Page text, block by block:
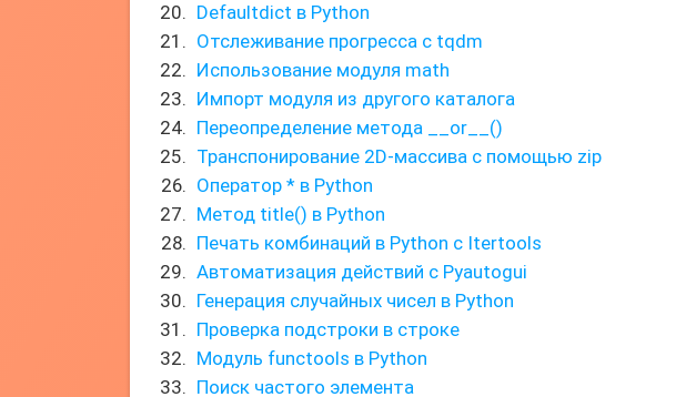
Defaultdict в Python
Отслеживание прогресса с tqdm
Использование модуля math
Импорт модуля из другого каталога
Переопределение метода __or__()
Транспонирование 2D-массива с помощью zip
Оператор * в Python
Метод title() в Python
Печать комбинаций в Python с Itertools
Автоматизация действий с Pyautogui
Генерация случайных чисел в Python
Проверка подстроки в строке
Модуль functools в Python
Поиск частого элемента